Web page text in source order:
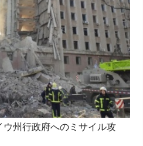
州行政府へのミサイル攻